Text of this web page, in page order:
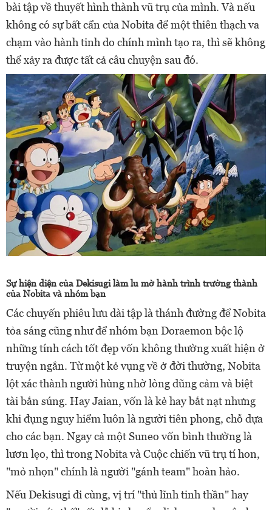
bài tập về thuyết hình thành vũ trụ của mình. Và nếu
không có sự bất cẩn của Nobita để một thiên thạch va
chạm vào hành tinh do chính mình tạo ra, thì sẽ không
thể xảy ra được tất cả câu chuyện sau đó.
Sự hiện diện của Dekisugi làm lu mờ hành trình trưởng thành
của Nobita và nhóm bạn
Các chuyến phiêu lưu dài tập là thánh đường để Nobita
tỏa sáng cũng như để nhóm bạn Doraemon bộc lộ
những tính cách tốt đẹp vốn không thường xuất hiện ở
truyện ngắn. Từ một kẻ vụng về ở đời thường, Nobita
lột xác thành người hùng nhờ lòng dũng cảm và biệt
tài bắn súng. Hay Jaian, vốn là kẻ hay bắt nạt nhưng
khi đụng nguy hiểm luôn là người tiên phong, chỗ dựa
cho các bạn. Ngay cả một Suneo vốn bình thường là
lươn lẹo, thì trong Nobita và Cuộc chiến vũ trụ tí hon,
"mỏ nhọn" chính là người "gánh team" hoàn hảo.
Nếu Dekisugi đi cùng, vị trí "thủ lĩnh tinh thần" hay